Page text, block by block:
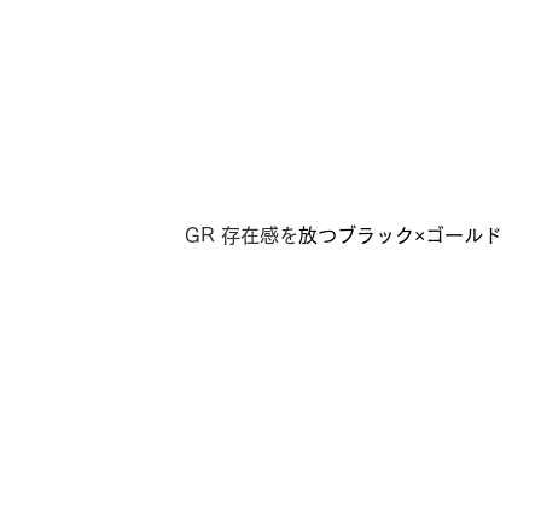
GR 存在感を放つブラック×ゴールド